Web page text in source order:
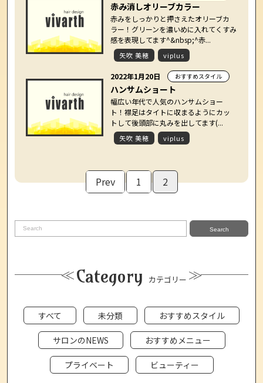
赤み消しオリーブカラー
赤みをしっかりと押さえたオリーブカ
ラー！グリーンを濃いめに入れてくすみ
感を表現してます^&nbsp;^赤...
矢吹 美穂 viplus
2022年1月20日 おすすめスタイル
ハンサムショート
幅広い年代で人気のハンサムショー
ト！襟足はタイトに収まるようにカッ
トして後頭部に丸みを出してます(...
矢吹 美穂 viplus
Prev 1 2
Search
Category カテゴリー
すべて 未分類 おすすめスタイル
サロンのNEWS おすすめメニュー
プライベート ビューティー